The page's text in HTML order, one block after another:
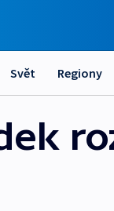
Svět Regiony